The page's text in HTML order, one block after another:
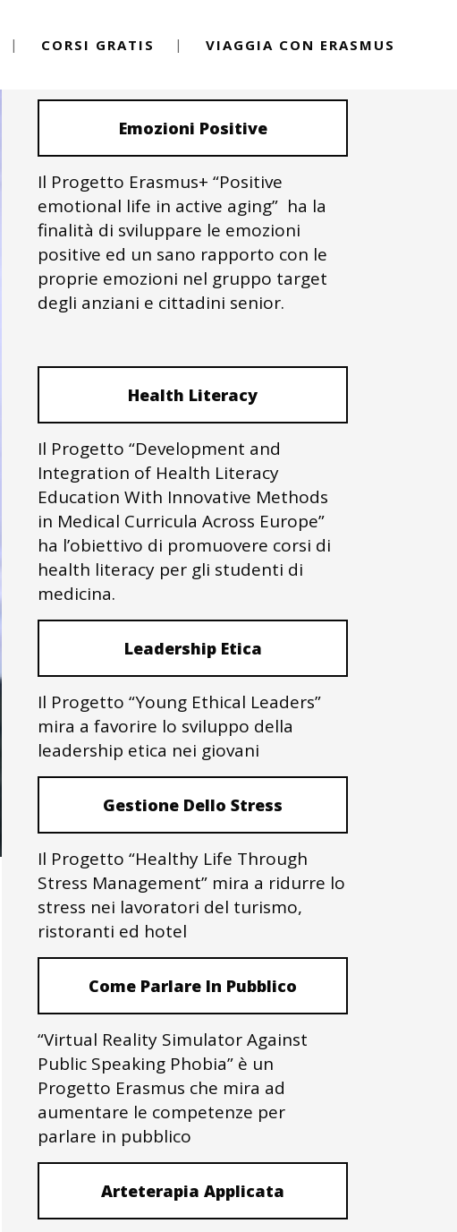
CORSI GRATIS VIAGGIA CON ERASMUS
Emozioni Positive
Il Progetto Erasmus+ “Positive
emotional life in active aging” ha la
finalità di sviluppare le emozioni
positive ed un sano rapporto con le
proprie emozioni nel gruppo target
degli anziani e cittadini senior.
Health Literacy
Il Progetto “Development and
Integration of Health Literacy
Education With Innovative Methods
in Medical Curricula Across Europe”
ha l’obiettivo di promuovere corsi di
health literacy per gli studenti di
medicina.
Leadership Etica
Il Progetto “Young Ethical Leaders”
mira a favorire lo sviluppo della
leadership etica nei giovani
Gestione Dello Stress
Il Progetto “Healthy Life Through
Stress Management” mira a ridurre lo
stress nei lavoratori del turismo,
ristoranti ed hotel
Come Parlare In Pubblico
“Virtual Reality Simulator Against
Public Speaking Phobia” è un
Progetto Erasmus che mira ad
aumentare le competenze per
parlare in pubblico
Arteterapia Applicata